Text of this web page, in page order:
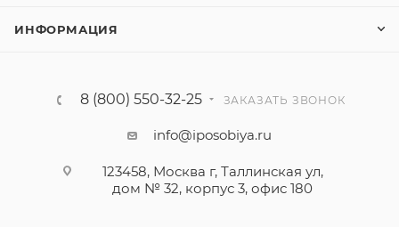
ИНФОРМАЦИЯ
8 (800) 550-32-25 ЗАКАЗАТЬ ЗВОНОК
info@iposobiya.ru
123458, Москва г, Таллинская ул,
дом № 32, корпус 3, офис 180